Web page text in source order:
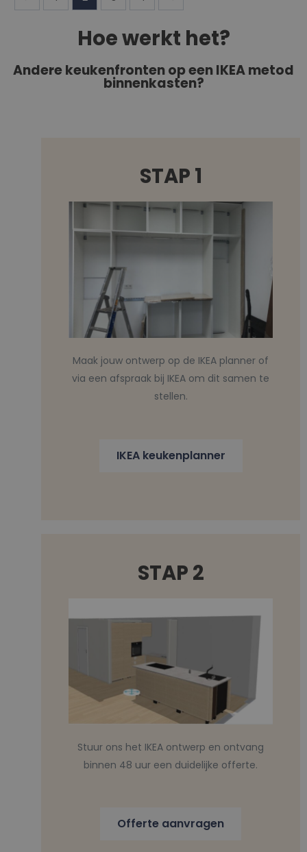
Hoe werkt het?
Andere keukenfronten op een IKEA metod
binnenkasten?
STAP 1
Maak jouw ontwerp op de IKEA planner of
via een afspraak bij IKEA om dit samen te
stellen.
IKEA keukenplanner
STAP 2
Stuur ons het IKEA ontwerp en ontvang
binnen 48 uur een duidelijke offerte.
Offerte aanvragen